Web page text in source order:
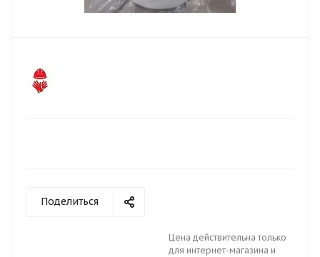
Поделиться
Цена действительна только
для интернет-магазина и